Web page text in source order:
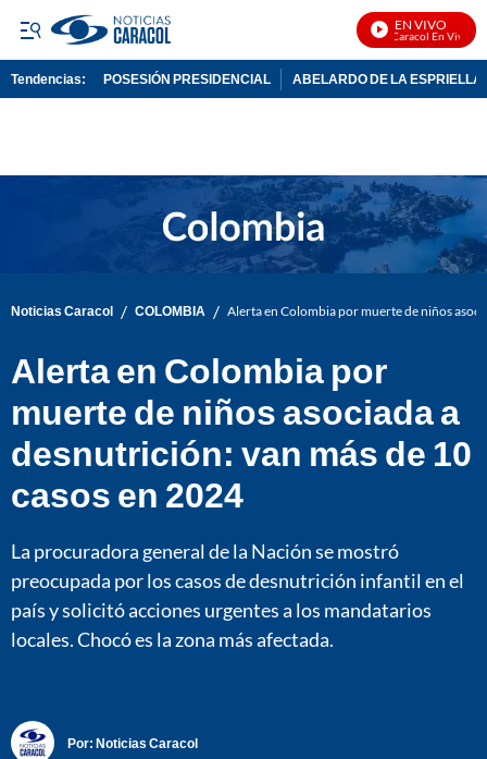
EN VIVO
Noticias Caracol En Vivo
Tendencias: POSESIÓN PRESIDENCIAL ABELARDO DE LA ESPRIELLA
Noticias Caracol / COLOMBIA / Alerta en Colombia por muerte de niños
Alerta en Colombia por
muerte de niños asociada a
desnutrición: van más de 10
casos en 2024
La procuradora general de la Nación se mostró
preocupada por los casos de desnutrición infantil en el
país y solicitó acciones urgentes a los mandatarios
locales. Chocó es la zona más afectada.
Por: Noticias Caracol